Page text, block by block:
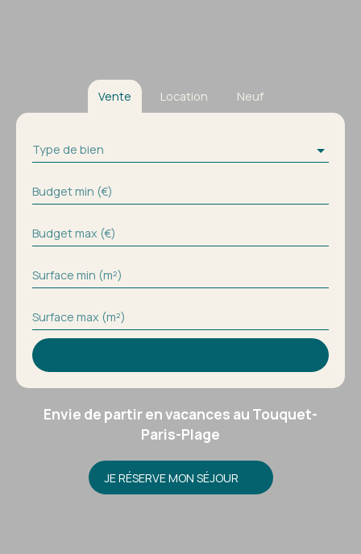
Vente Location Neuf
Type de bien
Budget min (€)
Budget max (€)
Surface min (m²)
Surface max (m²)
Envie de partir en vacances au Touquet-
Paris-Plage
JE RÉSERVE MON SÉJOUR